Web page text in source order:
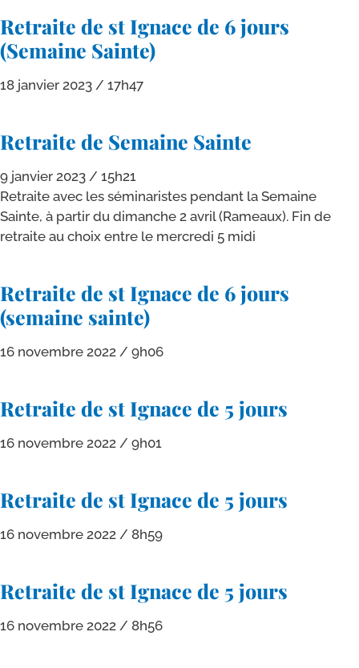
Retraite de st Ignace de 6 jours
(Semaine Sainte)
18 janvier 2023 17h47
Retraite de Semaine Sainte
9 janvier 2023
15h21
Retraite avec les sémi­na­ristes pen­dant la Semaine
Sainte, à par­tir du dimanche 2 avril (Rameaux). Fin de
retraite au choix entre le mer­cre­di 5 midi
Retraite de st Ignace de 6 jours
(semaine sainte)
16 novembre 2022 9h06
Retraite de st Ignace de 5 jours
16 novembre 2022 9h01
Retraite de st Ignace de 5 jours
16 novembre 2022 8h59
Retraite de st Ignace de 5 jours
16 novembre 2022 8h56